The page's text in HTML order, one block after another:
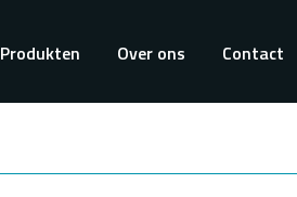
Produkten Over ons Contact